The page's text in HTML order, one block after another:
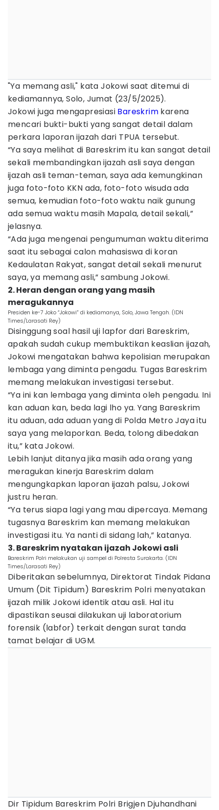
"Ya memang asli," kata Jokowi saat ditemui di
kediamannya, Solo, Jumat (23/5/2025).
Jokowi juga mengapresiasi Bareskrim karena
mencari bukti-bukti yang sangat detail dalam
perkara laporan ijazah dari TPUA tersebut.
“Ya saya melihat di Bareskrim itu kan sangat detail
sekali membandingkan ijazah asli saya dengan
ijazah asli teman-teman, saya ada kemungkinan
juga foto-foto KKN ada, foto-foto wisuda ada
semua, kemudian foto-foto waktu naik gunung
ada semua waktu masih Mapala, detail sekali,”
jelasnya.
“Ada juga mengenai pengumuman waktu diterima
saat itu sebagai calon mahasiswa di koran
Kedaulatan Rakyat, sangat detail sekali menurut
saya, ya memang asli,” sambung Jokowi.
2. Heran dengan orang yang masih
meragukannya
Presiden ke-7 Joko “Jokowi” di kediamanya, Solo, Jawa Tengah. (IDN
Times/Larasati Rey)
Disinggung soal hasil uji lapfor dari Bareskrim,
apakah sudah cukup membuktikan keaslian ijazah,
Jokowi mengatakan bahwa kepolisian merupakan
lembaga yang diminta pengadu. Tugas Bareskrim
memang melakukan investigasi tersebut.
“Ya ini kan lembaga yang diminta oleh pengadu. Ini
kan aduan kan, beda lagi lho ya. Yang Bareskrim
itu aduan, ada aduan yang di Polda Metro Jaya itu
saya yang melaporkan. Beda, tolong dibedakan
itu,” kata Jokowi.
Lebih lanjut ditanya jika masih ada orang yang
meragukan kinerja Bareskrim dalam
mengungkapkan laporan ijazah palsu, Jokowi
justru heran.
“Ya terus siapa lagi yang mau dipercaya. Memang
tugasnya Bareskrim kan memang melakukan
investigasi itu. Ya nanti di sidang lah,” katanya.
3. Bareskrim nyatakan ijazah Jokowi asli
Bareskrim Polri melakukan uji sampel di Polresta Surakarta. (IDN
Times/Larasati Rey)
Diberitakan sebelumnya, Direktorat Tindak Pidana
Umum (Dit Tipidum) Bareskrim Polri menyatakan
ijazah milik Jokowi identik atau asli. Hal itu
dipastikan seusai dilakukan uji laboratorium
forensik (labfor) terkait dengan surat tanda
tamat belajar di UGM.
Dir Tipidum Bareskrim Polri Brigjen Djuhandhani